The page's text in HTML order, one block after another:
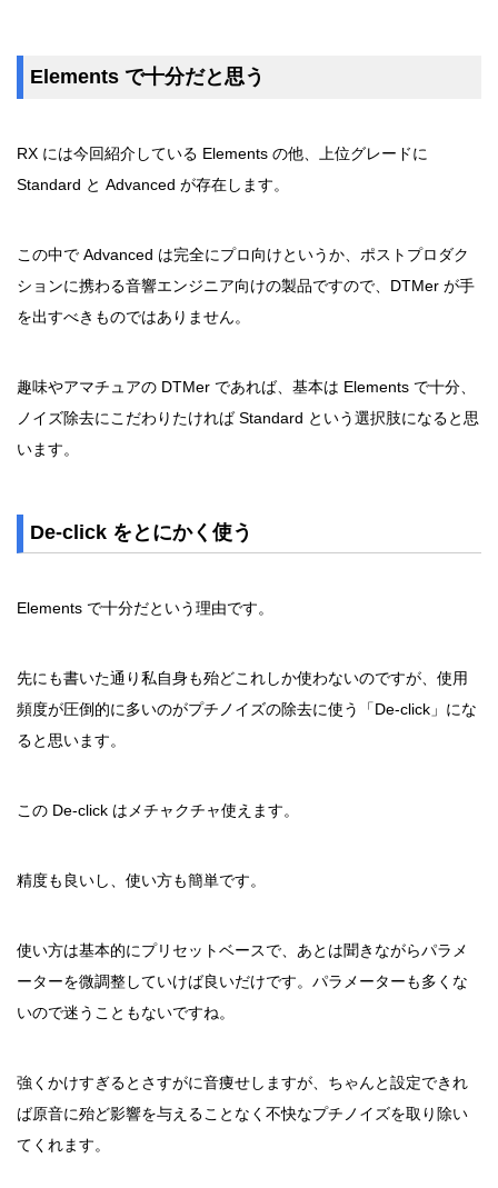
Elements で十分だと思う
RX には今回紹介している Elements の他、上位グレードに
Standard と Advanced が存在します。
この中で Advanced は完全にプロ向けというか、ポストプロダク
ションに携わる音響エンジニア向けの製品ですので、DTMer が手
を出すべきものではありません。
趣味やアマチュアの DTMer であれば、基本は Elements で十分、
ノイズ除去にこだわりたければ Standard という選択肢になると思
います。
De-click をとにかく使う
Elements で十分だという理由です。
先にも書いた通り私自身も殆どこれしか使わないのですが、使用
頻度が圧倒的に多いのがプチノイズの除去に使う「De-click」にな
ると思います。
この De-click はメチャクチャ使えます。
精度も良いし、使い方も簡単です。
使い方は基本的にプリセットベースで、あとは聞きながらパラメ
ーターを微調整していけば良いだけです。パラメーターも多くな
いので迷うこともないですね。
強くかけすぎるとさすがに音痩せしますが、ちゃんと設定できれ
ば原音に殆ど影響を与えることなく不快なプチノイズを取り除い
てくれます。